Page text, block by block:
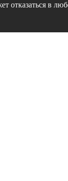
отказаться в